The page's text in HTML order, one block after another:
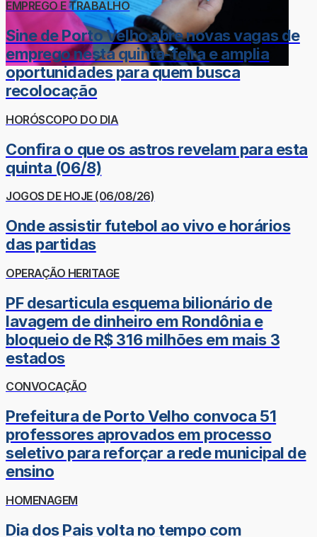
EMPREGO E TRABALHO
Sine de Porto Velho abre novas vagas de
emprego nesta quinta-feira e amplia
oportunidades para quem busca
recolocação
HORÓSCOPO DO DIA
Confira o que os astros revelam para esta
quinta (06/8)
JOGOS DE HOJE (06/08/26)
Onde assistir futebol ao vivo e horários
das partidas
OPERAÇÃO HERITAGE
PF desarticula esquema bilionário de
lavagem de dinheiro em Rondônia e
bloqueio de R$ 316 milhões em mais 3
estados
CONVOCAÇÃO
Prefeitura de Porto Velho convoca 51
professores aprovados em processo
seletivo para reforçar a rede municipal de
ensino
HOMENAGEM
Dia dos Pais volta no tempo com